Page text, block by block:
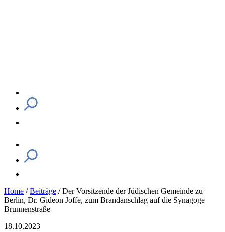
Home /Beiträge /Der Vorsitzende der Jüdischen Gemeinde zu
Berlin, Dr. Gideon Joffe, zum Brandanschlag auf die Synagoge
Brunnenstraße
18.10.2023